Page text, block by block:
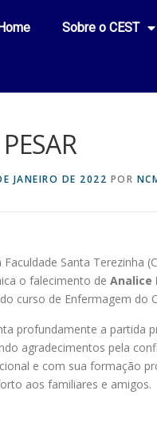
Sobre o CEST
JANEIRO DE 2022 POR
Santa Terezinha
o falecimento de Analice
curso de Enfermagem do
profundamente a partida
agradecimentos pela
e com sua formação
aos familiares e amigos.